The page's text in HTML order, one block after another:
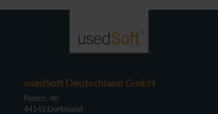
usedSoft Deutschland GmbH
Feldstr. 40
44141 Dortmund